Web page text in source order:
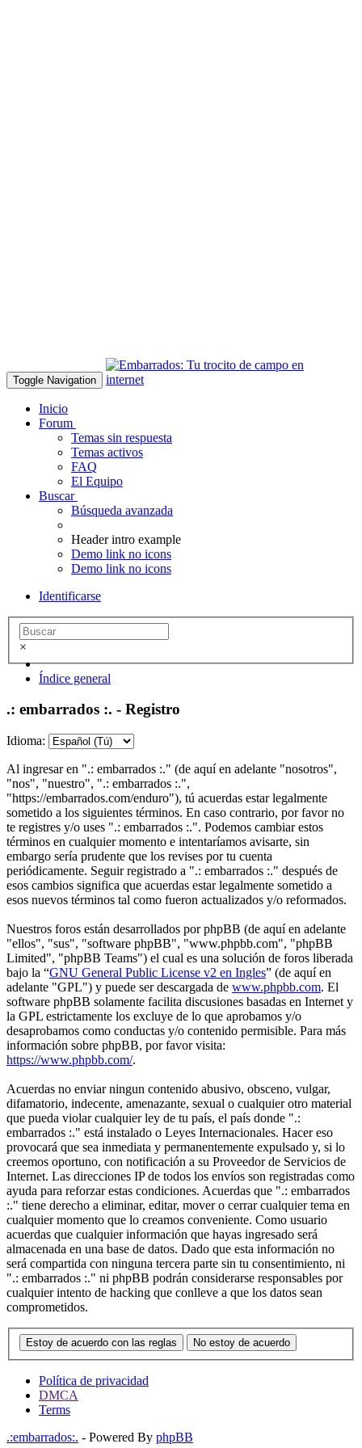
Toggle Navigation
Inicio
Forum
Temas sin respuesta
Temas activos
FAQ
El Equipo
Buscar
Búsqueda avanzada
Header intro example
Demo link no icons
Demo link no icons
Identificarse
×
Índice general
.: embarrados :. - Registro
Idioma:
Al ingresar en ".: embarrados :." (de aquí en adelante "nosotros",
"nos", "nuestro", ".: embarrados :.",
"https://embarrados.com/enduro"), tú acuerdas estar legalmente
sometido a los siguientes términos. En caso contrario, por favor no
te registres y/o uses ".: embarrados :.". Podemos cambiar estos
términos en cualquier momento e intentaríamos avisarte, sin
embargo sería prudente que los revises por tu cuenta
periódicamente. Seguir registrado a ".: embarrados :." después de
esos cambios significa que acuerdas estar legalmente sometido a
esos nuevos términos tal como fueron actualizados y/o reformados.
Nuestros foros están desarrollados por phpBB (de aquí en adelante
"ellos", "sus", "software phpBB", "www.phpbb.com", "phpBB
Limited", "phpBB Teams") el cual es una solución de foros liberada
bajo la “GNU General Public License v2 en Ingles” (de aquí en
adelante "GPL") y puede ser descargada de www.phpbb.com. El
software phpBB solamente facilita discusiones basadas en Internet y
la GPL estrictamente los excluye de lo que aprobamos y/o
desaprobamos como conductas y/o contenido permisible. Para más
información sobre phpBB, por favor visita:
https://www.phpbb.com/.
Acuerdas no enviar ningun contenido abusivo, obsceno, vulgar,
difamatorio, indecente, amenazante, sexual o cualquier otro material
que pueda violar cualquier ley de tu país, el país donde ".:
embarrados :." está instalado o Leyes Internacionales. Hacer eso
provocará que sea inmediata y permanentemente expulsado y, si lo
creemos oportuno, con notificación a su Proveedor de Servicios de
Internet. Las direcciones IP de todos los envíos son registradas como
ayuda para reforzar estas condiciones. Acuerdas que ".: embarrados
:." tiene derecho a eliminar, editar, mover o cerrar cualquier tema en
cualquier momento que lo creamos conveniente. Como usuario
acuerdas que cualquier información que hayas ingresado será
almacenada en una base de datos. Dado que esta información no
será compartida con ninguna tercera parte sin tu consentimiento, ni
".: embarrados :." ni phpBB podrán considerarse responsables por
cualquier intento de hacking que conlleve a que los datos sean
comprometidos.
Estoy de acuerdo con las reglas No estoy de acuerdo
Política de privacidad
DMCA
Terms
.:embarrados:. - Powered By phpBB